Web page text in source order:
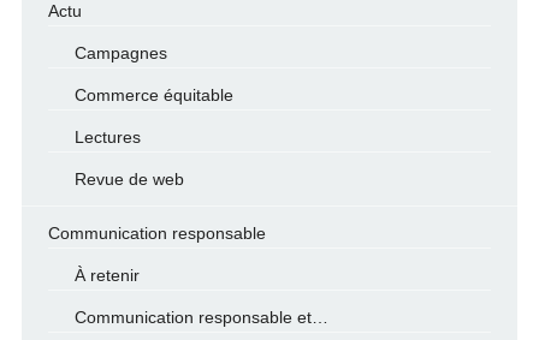
Actu
Campagnes
Commerce équitable
Lectures
Revue de web
Communication responsable
À retenir
Communication responsable et…